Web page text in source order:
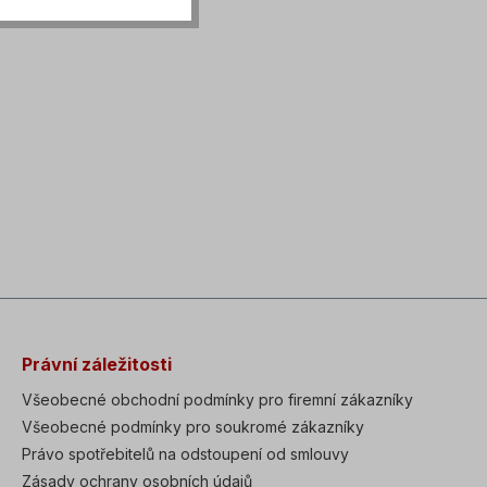
Právní záležitosti
Všeobecné obchodní podmínky pro firemní zákazníky
Všeobecné podmínky pro soukromé zákazníky
Právo spotřebitelů na odstoupení od smlouvy
Zásady ochrany osobních údajů